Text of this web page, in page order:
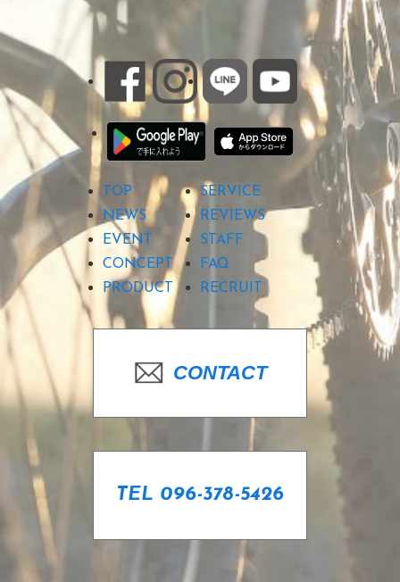
TOP
SERVICE
NEWS
REVIEWS
EVENT
STAFF
CONCEPT
FAQ
PRODUCT
RECRUIT
CONTACT
TEL 096-378-5426